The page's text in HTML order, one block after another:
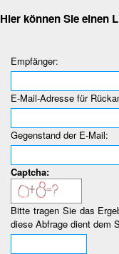
Hier können Sie einen
Empfänger:
E-Mail-Adresse für
Gegenstand der E-Mail:
Captcha:
Bitte tragen Sie das
diese Abfrage dient dem